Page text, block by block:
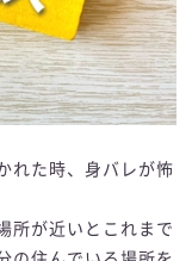
れた時、身バレが怖
所が近いとこれまで